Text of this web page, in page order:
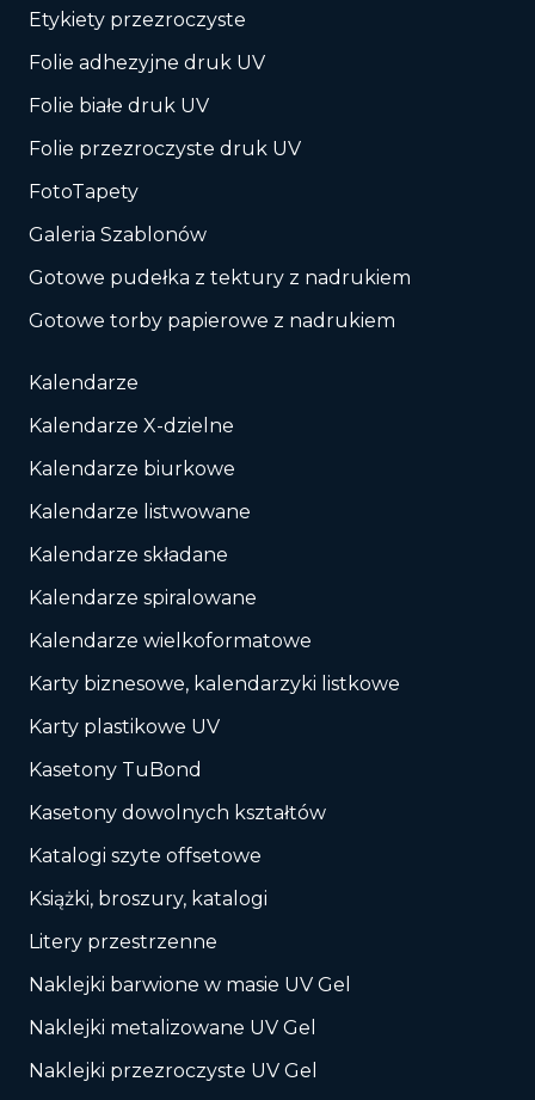
Etykiety przezroczyste
Folie adhezyjne druk UV
Folie białe druk UV
Folie przezroczyste druk UV
FotoTapety
Galeria Szablonów
Gotowe pudełka z tektury z nadrukiem
Gotowe torby papierowe z nadrukiem
Kalendarze
Kalendarze X-dzielne
Kalendarze biurkowe
Kalendarze listwowane
Kalendarze składane
Kalendarze spiralowane
Kalendarze wielkoformatowe
Karty biznesowe, kalendarzyki listkowe
Karty plastikowe UV
Kasetony TuBond
Kasetony dowolnych kształtów
Katalogi szyte offsetowe
Książki, broszury, katalogi
Litery przestrzenne
Naklejki barwione w masie UV Gel
Naklejki metalizowane UV Gel
Naklejki przezroczyste UV Gel